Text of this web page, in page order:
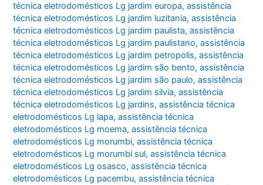
técnica eletrodomésticos Lg jardim europa,assistência
técnica eletrodomésticos Lg jardim luzitania,assistência
técnica eletrodomésticos Lg jardim paulista,assistência
técnica eletrodomésticos Lg jardim paulistano,assistência
técnica eletrodomésticos Lg jardim petropolis,assistência
técnica eletrodomésticos Lg jardim são bento,assistência
técnica eletrodomésticos Lg jardim são paulo,assistência
técnica eletrodomésticos Lg jardim silvia,assistência
técnica eletrodomésticos Lg jardins,assistência técnica
eletrodomésticos Lg lapa,assistência técnica
eletrodomésticos Lg moema,assistência técnica
eletrodomésticos Lg morumbi,assistência técnica
eletrodomésticos Lg morumbi sul,assistência técnica
eletrodomésticos Lg osasco,assistência técnica
eletrodomésticos Lg pacembu,assistência técnica